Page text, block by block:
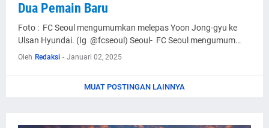
Dua Pemain Baru
Foto : FC Seoul mengumumkan melepas Yoon Jong-gyu ke
Ulsan Hyundai. (Ig @fcseoul) Seoul- FC Seoul mengumum…
Oleh Redaksi - Januari 02, 2025
MUAT POSTINGAN LAINNYA